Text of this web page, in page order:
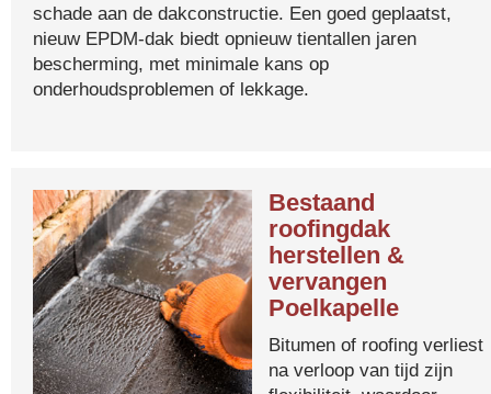
schade aan de dakconstructie. Een goed geplaatst,
nieuw EPDM-dak biedt opnieuw tientallen jaren
bescherming, met minimale kans op
onderhoudsproblemen of lekkage.
Bestaand
roofingdak
herstellen &
vervangen
Poelkapelle
Bitumen of roofing verliest
na verloop van tijd zijn